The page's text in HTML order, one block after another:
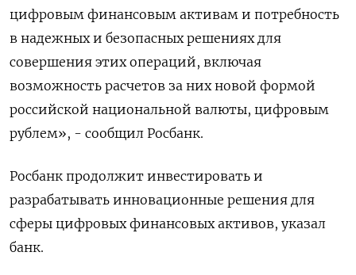
цифровым финансовым активам и потребность
в надежных и безопасных решениях для
совершения этих операций, включая
возможность расчетов за них новой формой
российской национальной валюты, цифровым
рублем», - сообщил Росбанк.
Росбанк продолжит инвестировать и
разрабатывать инновационные решения для
сферы цифровых финансовых активов, указал
банк.